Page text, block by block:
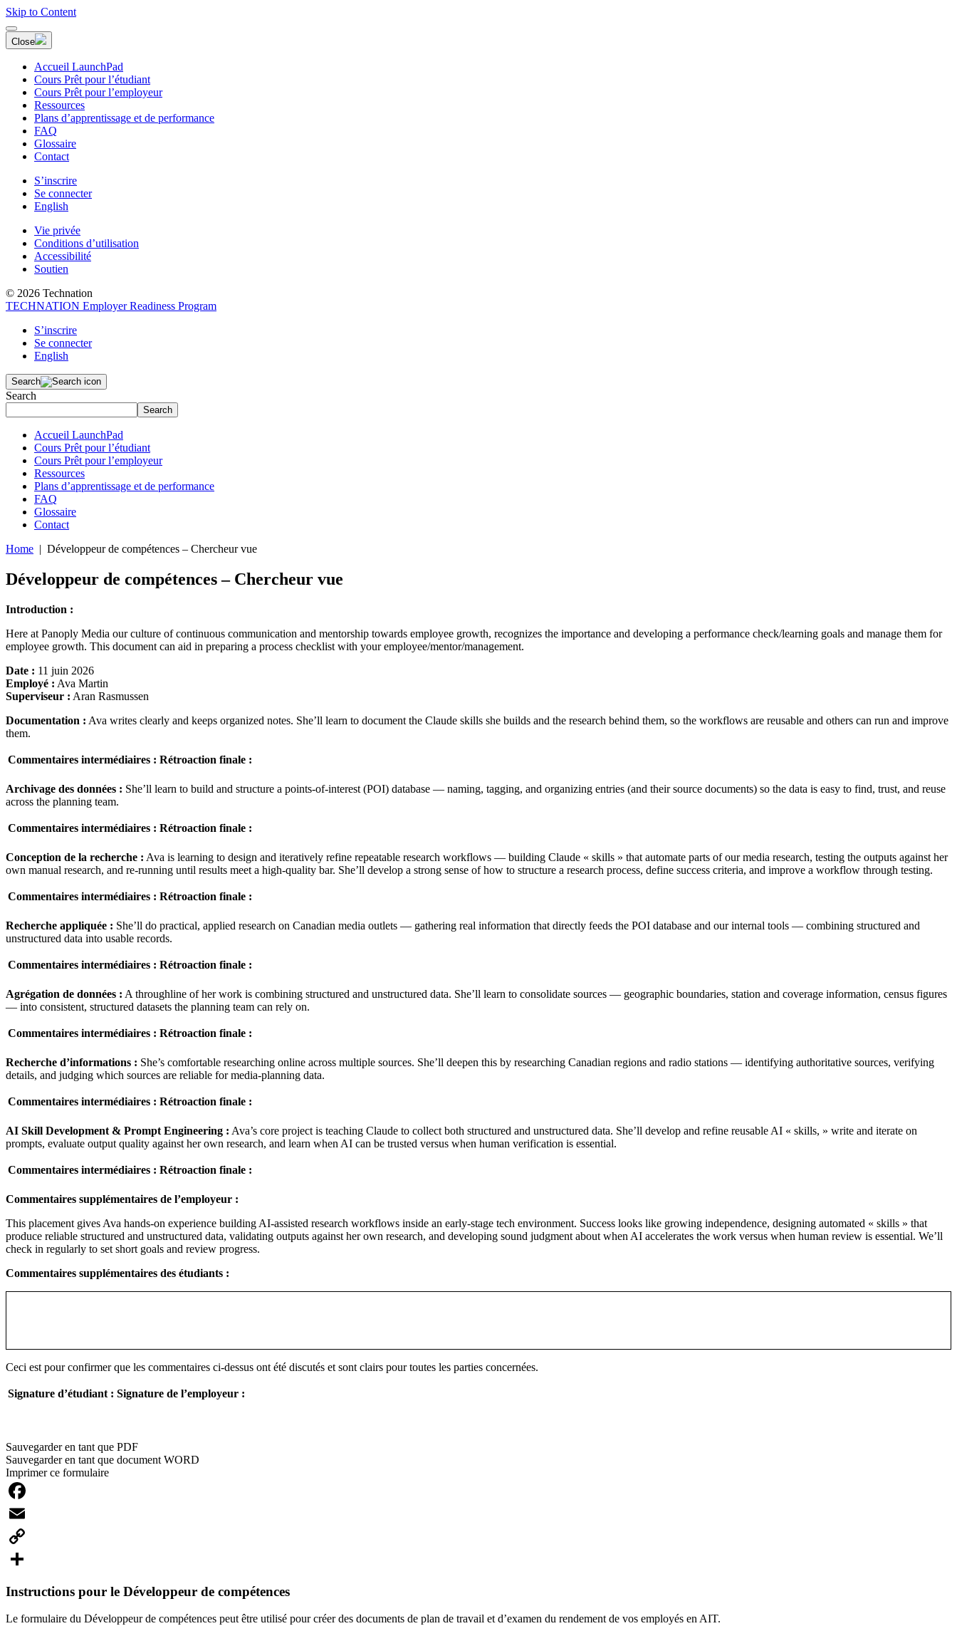
Skip to Content
Close
Accueil LaunchPad
Cours Prêt pour l’étudiant
Cours Prêt pour l’employeur
Ressources
Plans d’apprentissage et de performance
FAQ
Glossaire
Contact
S’inscrire
Se connecter
English
Vie privée
Conditions d’utilisation
Accessibilité
Soutien
© 2026 Technation
TECHNATION Employer Readiness Program
S’inscrire
Se connecter
English
Search
Search
Search
Accueil LaunchPad
Cours Prêt pour l’étudiant
Cours Prêt pour l’employeur
Ressources
Plans d’apprentissage et de performance
FAQ
Glossaire
Contact
Home | Développeur de compétences – Chercheur vue
Développeur de compétences – Chercheur vue
Introduction :
Here at Panoply Media our culture of continuous communication and mentorship towards employee growth, recognizes the importance and developing a performance check/learning goals and manage them for
employee growth. This document can aid in preparing a process checklist with your employee/mentor/management.
Date : 11 juin 2026
Employé : Ava Martin
Superviseur : Aran Rasmussen
Documentation : Ava writes clearly and keeps organized notes. She’ll learn to document the Claude skills she builds and the research behind them, so the workflows are reusable and others can run and improve
them.
Commentaires intermédiaires : Rétroaction finale :
Archivage des données : She’ll learn to build and structure a points-of-interest (POI) database — naming, tagging, and organizing entries (and their source documents) so the data is easy to find, trust, and reuse
across the planning team.
Commentaires intermédiaires : Rétroaction finale :
Conception de la recherche : Ava is learning to design and iteratively refine repeatable research workflows — building Claude « skills » that automate parts of our media research, testing the outputs against her
own manual research, and re-running until results meet a high-quality bar. She’ll develop a strong sense of how to structure a research process, define success criteria, and improve a workflow through testing.
Commentaires intermédiaires : Rétroaction finale :
Recherche appliquée : She’ll do practical, applied research on Canadian media outlets — gathering real information that directly feeds the POI database and our internal tools — combining structured and
unstructured data into usable records.
Commentaires intermédiaires : Rétroaction finale :
Agrégation de données : A throughline of her work is combining structured and unstructured data. She’ll learn to consolidate sources — geographic boundaries, station and coverage information, census figures
— into consistent, structured datasets the planning team can rely on.
Commentaires intermédiaires : Rétroaction finale :
Recherche d’informations : She’s comfortable researching online across multiple sources. She’ll deepen this by researching Canadian regions and radio stations — identifying authoritative sources, verifying
details, and judging which sources are reliable for media-planning data.
Commentaires intermédiaires : Rétroaction finale :
AI Skill Development & Prompt Engineering : Ava’s core project is teaching Claude to collect both structured and unstructured data. She’ll develop and refine reusable AI « skills, » write and iterate on
prompts, evaluate output quality against her own research, and learn when AI can be trusted versus when human verification is essential.
Commentaires intermédiaires : Rétroaction finale :
Commentaires supplémentaires de l’employeur :
This placement gives Ava hands-on experience building AI-assisted research workflows inside an early-stage tech environment. Success looks like growing independence, designing automated « skills » that
produce reliable structured and unstructured data, validating outputs against her own research, and developing sound judgment about when AI accelerates the work versus when human review is essential. We’ll
check in regularly to set short goals and review progress.
Commentaires supplémentaires des étudiants :
Ceci est pour confirmer que les commentaires ci-dessus ont été discutés et sont clairs pour toutes les parties concernées.
Signature d’étudiant : Signature de l’employeur :
Sauvegarder en tant que PDF
Sauvegarder en tant que document WORD
Imprimer ce formulaire
Facebook
Email
Copy
Instructions pour le Développeur de compétences
Le formulaire du Développeur de compétences peut être utilisé pour créer des documents de plan de travail et d’examen du rendement de vos employés en AIT.